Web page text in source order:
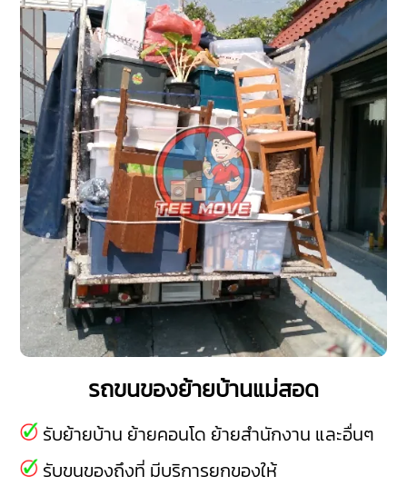
รถขนของย้ายบ้านแม่สอด
รับย้ายบ้าน ย้ายคอนโด ย้ายสำนักงาน และอื่นๆ
รับขนของถึงที่ มีบริการยกของให้